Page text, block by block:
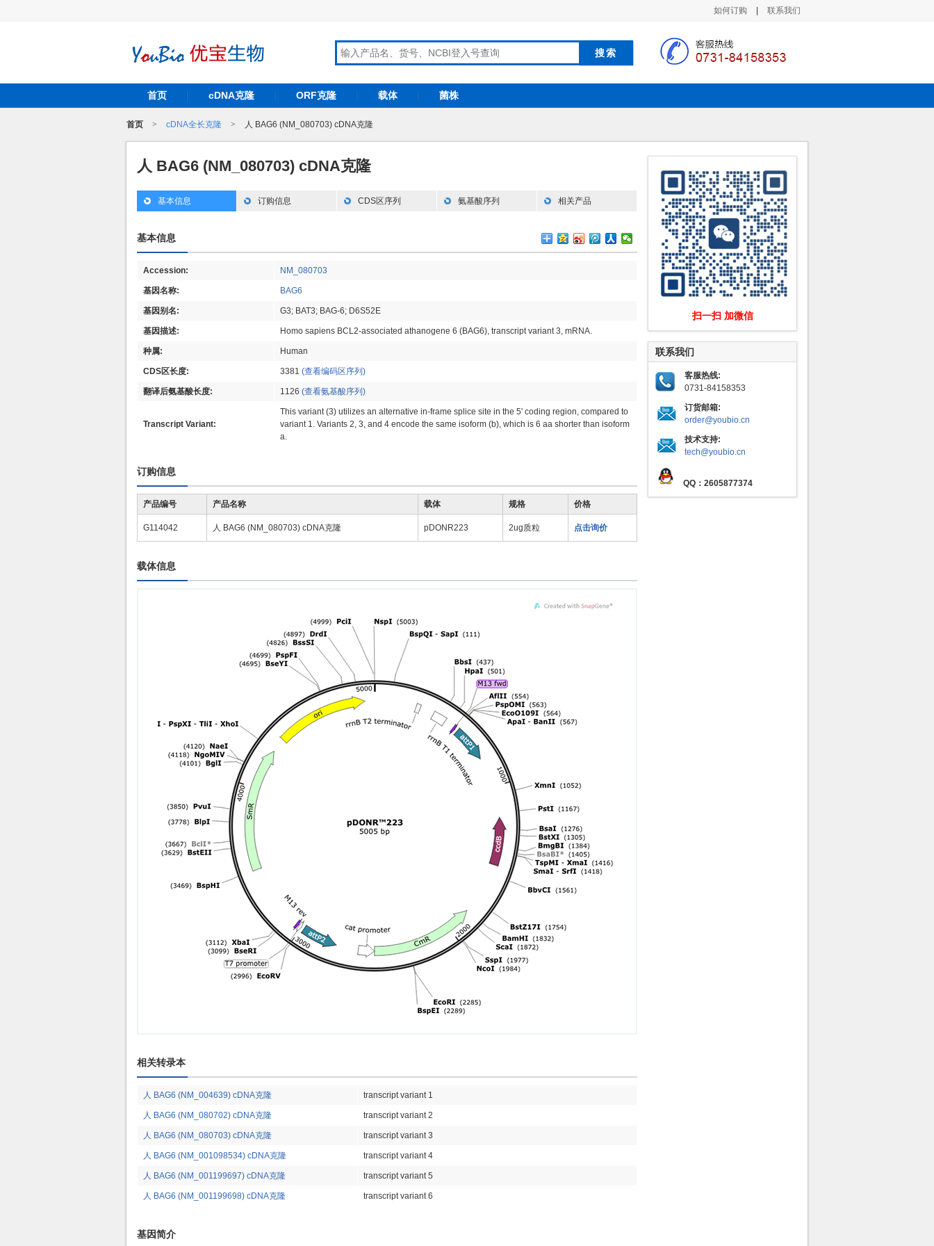
如何订购 联系我们
首页 cDNA克隆 ORF克隆 载体 菌株
首页 > cDNA全长克隆 > 人 BAG6 (NM_080703) cDNA克隆
人 BAG6 (NM_080703) cDNA克隆
基本信息 订购信息 CDS区序列 氨基酸序列 相关产品
基本信息
Accession: NM_080703
基因名称: BAG6
基因别名: G3; BAT3; BAG-6; D6S52E
基因描述: Homo sapiens BCL2-associated athanogene 6 (BAG6), transcript variant 3, mRNA.
种属: Human
CDS区长度: 3381 (查看编码区序列)
翻译后氨基酸长度: 1126 (查看氨基酸序列)
Transcript Variant:
This variant (3) utilizes an alternative in-frame splice site in the 5' coding region, compared to
variant 1. Variants 2, 3, and 4 encode the same isoform (b), which is 6 aa shorter than isoform
a.
订购信息
产品编号 产品名称 载体 规格 价格
G114042 人 BAG6 (NM_080703) cDNA克隆 pDONR223 2ug质粒 点击询价
载体信息
相关转录本
人 BAG6 (NM_004639) cDNA克隆 transcript variant 1
人 BAG6 (NM_080702) cDNA克隆 transcript variant 2
人 BAG6 (NM_080703) cDNA克隆 transcript variant 3
人 BAG6 (NM_001098534) cDNA克隆 transcript variant 4
人 BAG6 (NM_001199697) cDNA克隆 transcript variant 5
人 BAG6 (NM_001199698) cDNA克隆 transcript variant 6
基因简介
扫一扫 加微信
联系我们
客服热线:
0731-84158353
订货邮箱:
order@youbio.cn
技术支持:
tech@youbio.cn
QQ：2605877374